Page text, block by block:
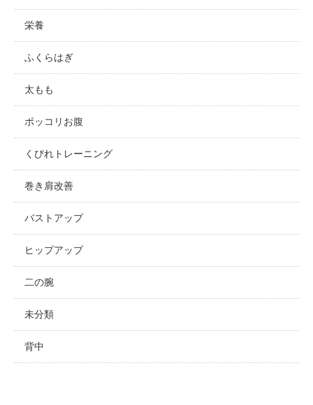
栄養
ふくらはぎ
太もも
ポッコリお腹
くびれトレーニング
巻き肩改善
バストアップ
ヒップアップ
二の腕
未分類
背中